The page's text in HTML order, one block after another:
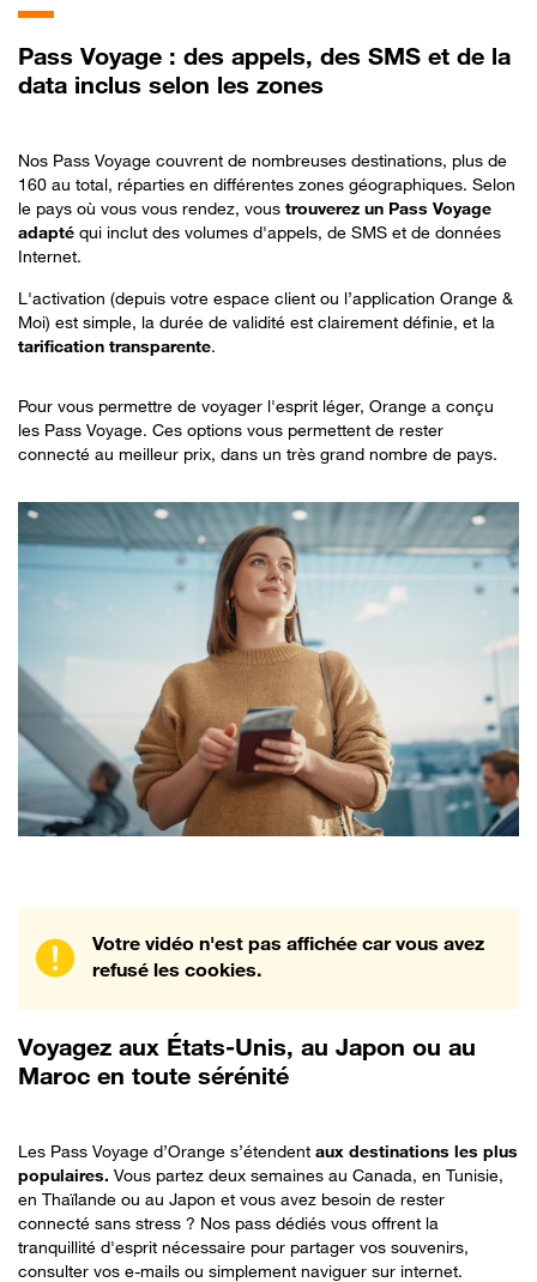
Pass Voyage : des appels, des SMS et de la
data inclus selon les zones
Nos Pass Voyage couvrent de nombreuses destinations, plus de
160 au total, réparties en différentes zones géographiques. Selon
le pays où vous vous rendez, vous trouverez un Pass Voyage
adapté qui inclut des volumes d'appels, de SMS et de données
Internet.
L'activation (depuis votre espace client ou l’application Orange &
Moi) est simple, la durée de validité est clairement définie, et la
tarification transparente.
Pour vous permettre de voyager l'esprit léger, Orange a conçu
les Pass Voyage. Ces options vous permettent de rester
connecté au meilleur prix, dans un très grand nombre de pays.
Votre vidéo n'est pas affichée car vous avez
refusé les cookies.
Voyagez aux États-Unis, au Japon ou au
Maroc en toute sérénité
Les Pass Voyage d’Orange s’étendent aux destinations les plus
populaires. Vous partez deux semaines au Canada, en Tunisie,
en Thaïlande ou au Japon et vous avez besoin de rester
connecté sans stress ? Nos pass dédiés vous offrent la
tranquillité d'esprit nécessaire pour partager vos souvenirs,
consulter vos e-mails ou simplement naviguer sur internet.